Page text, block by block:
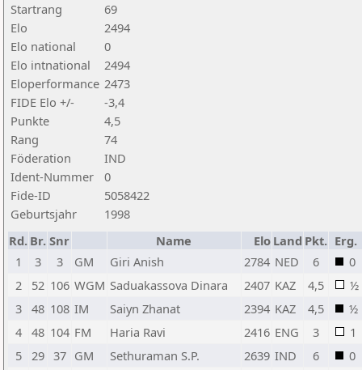
Startrang
69
Elo
2494
Elo national
0
Elo intnational
2494
Eloperformance 2473
FIDE Elo +/-
-3,4
Punkte
4,5
Rang
74
Föderation
IND
Ident-Nummer
0
Fide-ID
5058422
Geburtsjahr
1998
Rd. Br. Snr Name Elo Land Pkt. Erg.
1
3 3 GM Giri Anish 2784 NED 6
0
2
52 106 WGM Saduakassova Dinara 2407 KAZ 4,5
½
3
48 108 IM Saiyn Zhanat 2394 KAZ 4,5
½
4
48 104 FM Haria Ravi 2416 ENG 3
1
5
29 37 GM Sethuraman S.P. 2639 IND 6
0